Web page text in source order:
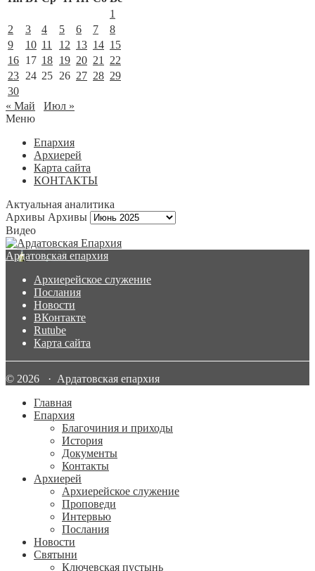
1
2
3 4 5 6 7
8
9
10 11 12 13 14 15
16 17 18 19 20 21
22
23 24 25 26 27 28 29
30
« Май
Июл »
Меню
Епархия
Архиерей
Карта сайта
КОНТАКТЫ
Актуальная аналитика
Архивы Архивы
Видео
Ардатовская епархия
Архиерейское служение
Послания
Новости
ВКонтакте
Rutube
Карта сайта
© 2026 · Ардатовская епархия
Главная
Епархия
Благочиния и приходы
История
Документы
Контакты
Архиерей
Архиерейское служение
Проповеди
Интервью
Послания
Новости
Святыни
Ключевская пустынь